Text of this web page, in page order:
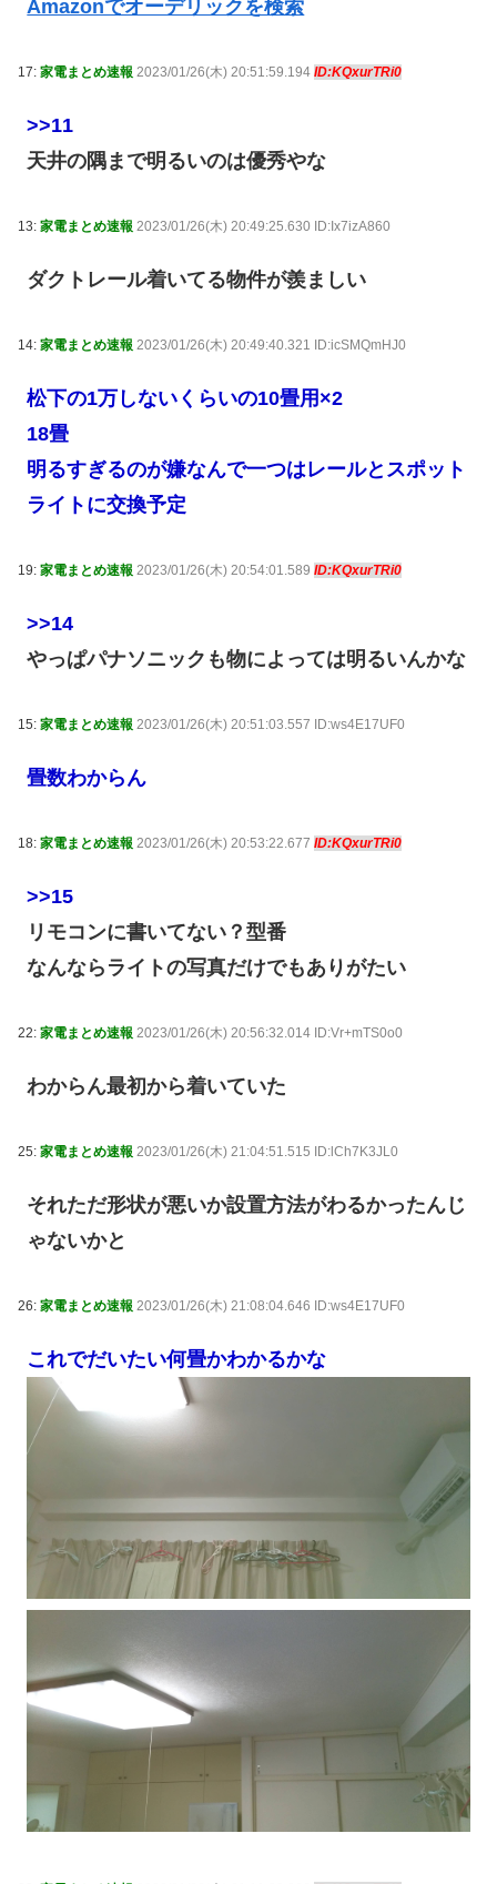
Amazonでオーデリックを検索
17: 家電まとめ速報 2023/01/26(木) 20:51:59.194 ID:KQxurTRi0
>>11
天井の隅まで明るいのは優秀やな
13: 家電まとめ速報 2023/01/26(木) 20:49:25.630 ID:Ix7izA860
ダクトレール着いてる物件が羨ましい
14: 家電まとめ速報 2023/01/26(木) 20:49:40.321 ID:icSMQmHJ0
松下の1万しないくらいの10畳用×2
18畳
明るすぎるのが嫌なんで一つはレールとスポット
ライトに交換予定
19: 家電まとめ速報 2023/01/26(木) 20:54:01.589 ID:KQxurTRi0
>>14
やっぱパナソニックも物によっては明るいんかな
15: 家電まとめ速報 2023/01/26(木) 20:51:03.557 ID:ws4E17UF0
畳数わからん
18: 家電まとめ速報 2023/01/26(木) 20:53:22.677 ID:KQxurTRi0
>>15
リモコンに書いてない？型番
なんならライトの写真だけでもありがたい
22: 家電まとめ速報 2023/01/26(木) 20:56:32.014 ID:Vr+mTS0o0
わからん最初から着いていた
25: 家電まとめ速報 2023/01/26(木) 21:04:51.515 ID:lCh7K3JL0
それただ形状が悪いか設置方法がわるかったんじ
ゃないかと
26: 家電まとめ速報 2023/01/26(木) 21:08:04.646 ID:ws4E17UF0
これでだいたい何畳かわかるかな